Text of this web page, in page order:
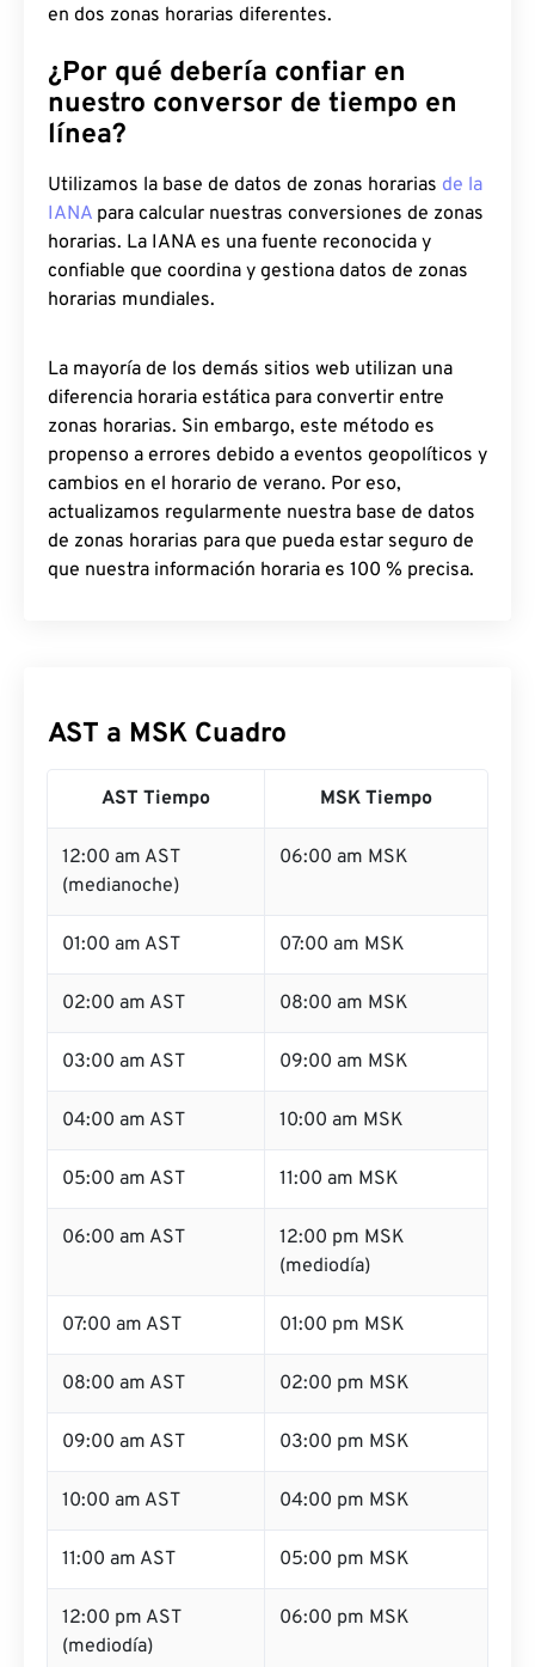
en dos zonas horarias diferentes.
¿Por qué debería confiar en
nuestro conversor de tiempo en
línea?
Utilizamos la base de datos de zonas horarias de la
IANA para calcular nuestras conversiones de zonas
horarias. La IANA es una fuente reconocida y
confiable que coordina y gestiona datos de zonas
horarias mundiales.
La mayoría de los demás sitios web utilizan una
diferencia horaria estática para convertir entre
zonas horarias. Sin embargo, este método es
propenso a errores debido a eventos geopolíticos y
cambios en el horario de verano. Por eso,
actualizamos regularmente nuestra base de datos
de zonas horarias para que pueda estar seguro de
que nuestra información horaria es 100 % precisa.
AST a MSK Cuadro
AST Tiempo MSK Tiempo
12:00 am AST
(medianoche)
06:00 am MSK
01:00 am AST 07:00 am MSK
02:00 am AST 08:00 am MSK
03:00 am AST 09:00 am MSK
04:00 am AST 10:00 am MSK
05:00 am AST 11:00 am MSK
06:00 am AST
12:00 pm MSK
(mediodía)
07:00 am AST 01:00 pm MSK
08:00 am AST 02:00 pm MSK
09:00 am AST 03:00 pm MSK
10:00 am AST 04:00 pm MSK
11:00 am AST 05:00 pm MSK
12:00 pm AST
(mediodía)
06:00 pm MSK